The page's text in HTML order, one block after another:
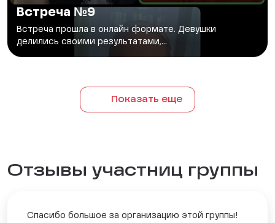
Встреча №9
Встреча прошла в онлайн формате. Девушки
делились своими результатами,...
Показать еще
Отзывы участниц группы
Спасибо большое за организацию этой группы!